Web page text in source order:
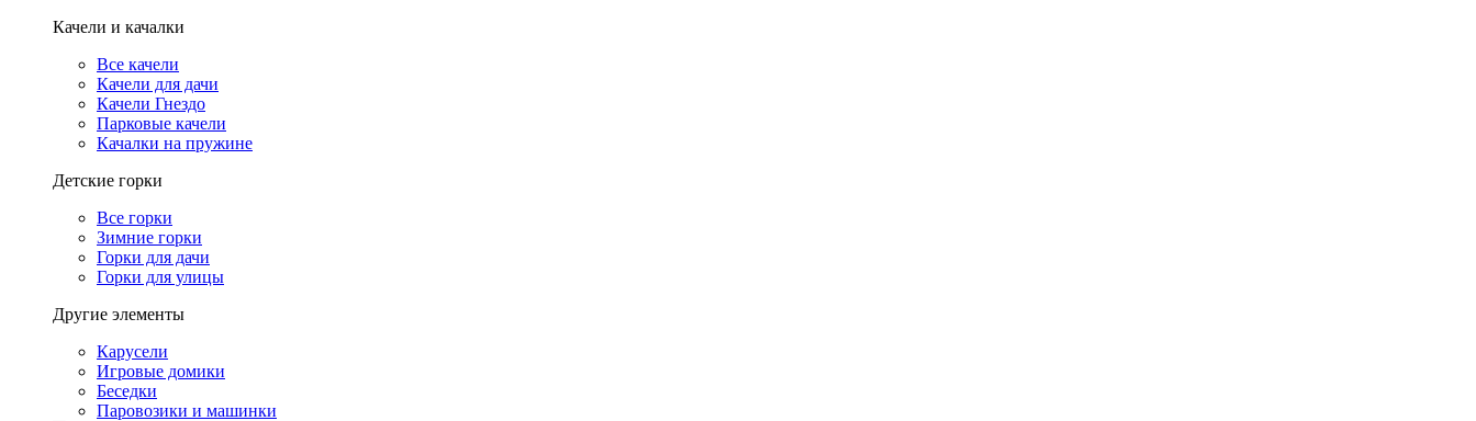
Качели и качалки
Все качели
Качели для дачи
Качели Гнездо
Парковые качели
Качалки на пружине
Детские горки
Все горки
Зимние горки
Горки для дачи
Горки для улицы
Другие элементы
Карусели
Игровые домики
Беседки
Паровозики и машинки